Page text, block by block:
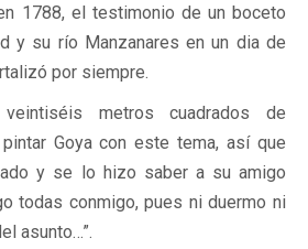
1788, el testimonio de un boceto
y su río Manzanares en un dia de
por siempre.
metros cuadrados de
Goya con este tema, así que
y se lo hizo saber a su amigo
todas conmigo, pues ni duermo ni
asunto…”.